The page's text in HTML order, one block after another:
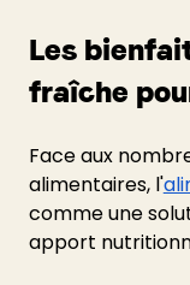
Les
fraîche
Face aux
alimentaires, l'
comme une
apport